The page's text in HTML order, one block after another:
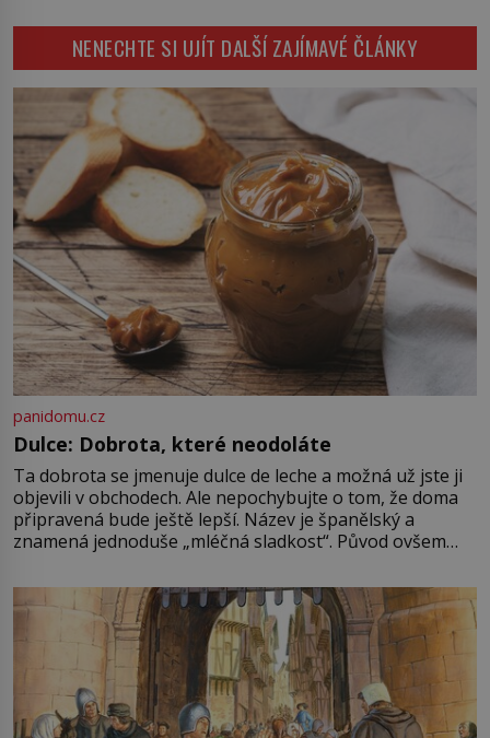
potácí zcela zmatený 14letý
Konerak Sinthasomphone. Když ho
zastaví policejní hlídka, ochable jí
nadiktuje adresu „jeho kamaráda“.
Strážníci ho dopraví zpět do
udaného bytu. Oním „kamarádem“
je ovšem jeden z nejslavnějších
vrahů, Jeffrey Dahmer (1960–1994).
Je 27. května 1991. […]
NENECHTE SI UJÍT DALŠÍ ZAJÍMAVÉ ČLÁNKY
panidomu.cz
Dulce: Dobrota, které neodoláte
Ta dobrota se jmenuje dulce de leche a možná už jste ji
objevili v obchodech. Ale nepochybujte o tom, že doma
připravená bude ještě lepší. Název je španělský a
znamená jednoduše „mléčná sladkost“. Původ ovšem
pře hned několik latinskoamerických zemí a k tomu
Francie, kde se traduje,